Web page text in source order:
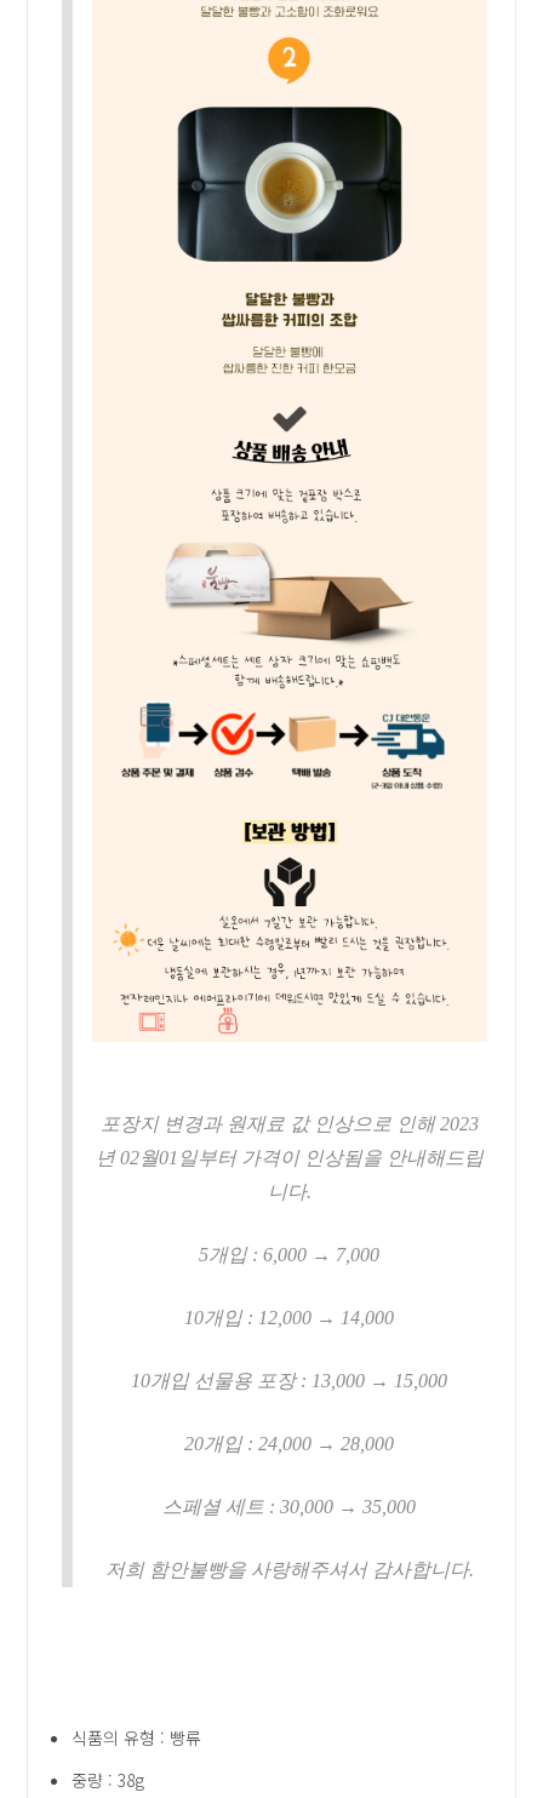
포장지 변경과 원재료 값 인상으로 인해 2023
년 02월01일부터 가격이 인상됨을 안내해드립
니다.
5개입 : 6,000 → 7,000
10개입 : 12,000 → 14,000
10개입 선물용 포장 : 13,000 → 15,000
20개입 : 24,000 → 28,000
스페셜 세트 : 30,000 → 35,000
저희 함안불빵을 사랑해주셔서 감사합니다.
식품의 유형 : 빵류
중량 : 38g